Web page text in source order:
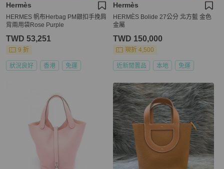
Hermès
HERMES 帆布Herbag PM銀扣手挽肩
背兩用袋Rose Purple
TWD 53,251
9 折
狀況良好 香港 免運
Hermès
HERMÈS Bolide 27公分 北方藍 金色
金屬
TWD 150,000
現折 4,500
近新閒置品 本地 免運